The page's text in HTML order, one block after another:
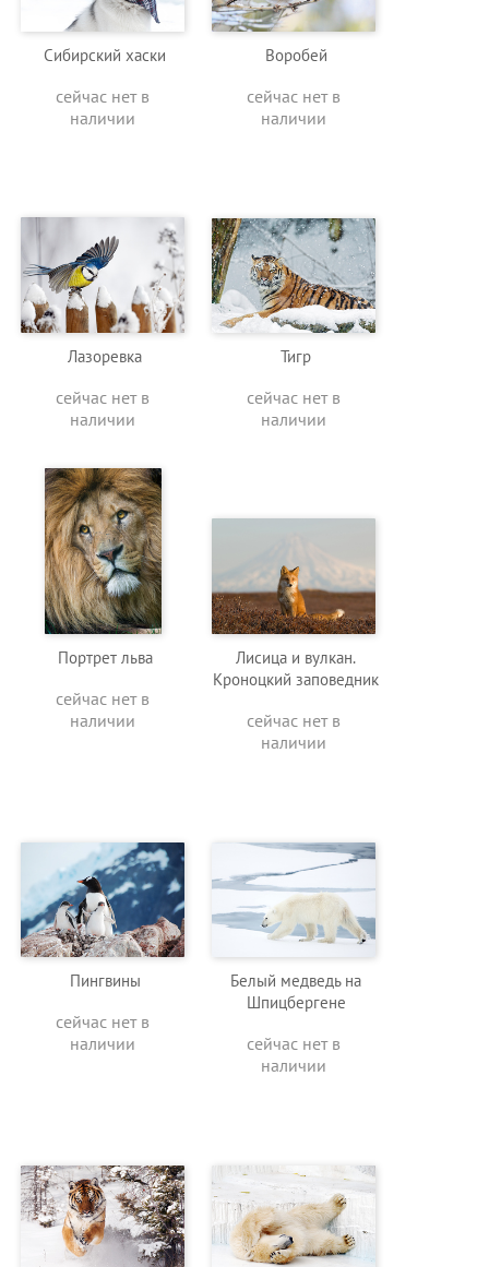
Сибирский хаски
сейчас нет в
наличии
Воробей
сейчас нет в
наличии
Лазоревка
сейчас нет в
наличии
Тигр
сейчас нет в
наличии
Портрет льва
сейчас нет в
наличии
Лисица и вулкан.
Кроноцкий заповедник
сейчас нет в
наличии
Пингвины
сейчас нет в
наличии
Белый медведь на
Шпицбергене
сейчас нет в
наличии